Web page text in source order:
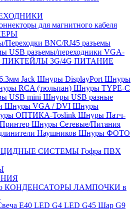
для магнитного кабеля
Переходки BNC/RJ45 разъемы
USB разъемы/переходники VGA-
ПИКТЕЙЛЫ 3G/4G ПИТАНИЕ
Jack Шнуры DisplayPort Шнуры
RCA (тюльпан) Шнуры TYPE-C
USB mini Шнуры USB разные
Шнуры VGA / DVI Шнуры
ОПТИКА-Toslink Шнуры Патч-
Шнуры Сетевые/Питания
Наушников Шнуры ФОТО
СИСТЕМЫ Гофра ПВХ
КОНДЕНСАТОРЫ ЛАМПОЧКИ в
E40 LED G4 LED G45 Шар G9